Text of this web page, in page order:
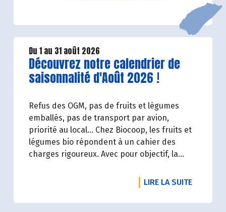
Du 1 au 31 août 2026
Lire la suite de l'article
Découvrez notre calendrier de
saisonnalité d'Août 2026 !
Refus des OGM, pas de fruits et légumes
emballés, pas de transport par avion,
priorité au local… Chez Biocoop, les fruits et
légumes bio répondent à un cahier des
charges rigoureux. Avec pour objectif, la
préservation de l’environnement. Parce que
manger des produits de qualité rime avec
respect de la saisonnalité, Biocoop a élaboré
LIRE LA SUITEDE